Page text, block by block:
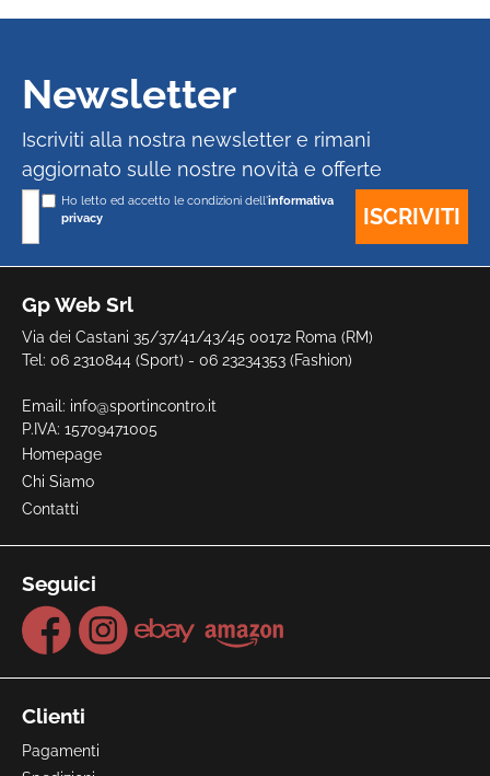
Gp Web Srl
Via dei Castani 35/37/41/43/45 00172 Roma (RM)
Tel: 06 2310844 (Sport) - 06 23234353 (Fashion)
Email: info@sportincontro.it
P.IVA: 15709471005
Homepage
Chi Siamo
Contatti
Seguici
Clienti
Pagamenti
Newsletter
Iscriviti alla nostra newsletter e rimani
aggiornato sulle nostre novità e offerte
Ho letto ed accetto le condizioni dell'informativa
privacy